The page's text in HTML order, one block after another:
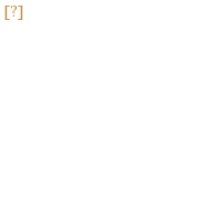
[?]